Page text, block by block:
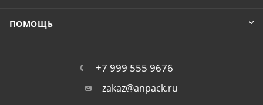
ПОМОЩЬ
+7 999 555 9676
zakaz@anpack.ru